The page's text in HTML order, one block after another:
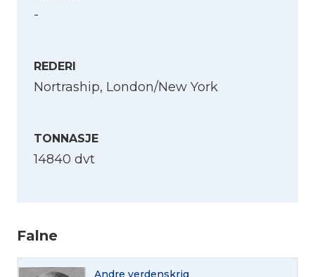
-
REDERI
Nortraship, London/New York
TONNASJE
14840 dvt
Falne
Andre verdenskrig